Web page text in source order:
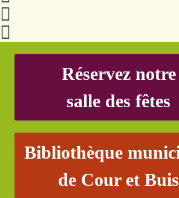
Réservez notre
salle des fêtes
Bibliothèque
de Cour et Buis